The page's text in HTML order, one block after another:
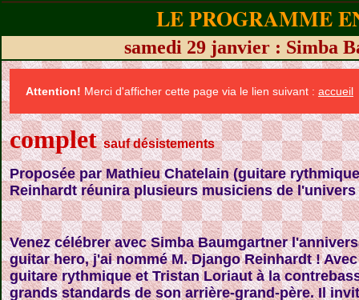
LE PROGRAMME
samedi 29 janvier : Simba
Attention! Merci d'afficher cette page via le lien suivant : accueil
completsauf désistements
Proposée par Mathieu Chatelain (guitare
Reinhardt réunira plusieurs musiciens de
Venez célébrer avec Simba Baumgartner
guitar hero, j'ai nommé M. Django Reinhardt !
guitare rythmique et Tristan Loriaut à la
grands standards de son arrière-grand-père. Il